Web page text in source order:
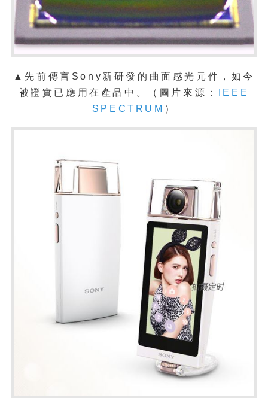
▲先前傳言Sony新研發的曲面感光元件，如今
被證實已應用在產品中。（圖片來源：
IEEE
SPECTRUM ）